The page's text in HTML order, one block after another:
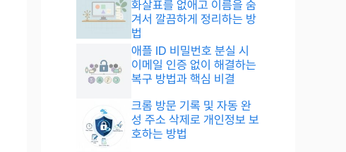
화살표를 없애고 이름을 숨
겨서 깔끔하게 정리하는 방
법
애플 ID 비밀번호 분실 시
이메일 인증 없이 해결하는
복구 방법과 핵심 비결
크롬 방문 기록 및 자동 완
성 주소 삭제로 개인정보 보
호하는 방법